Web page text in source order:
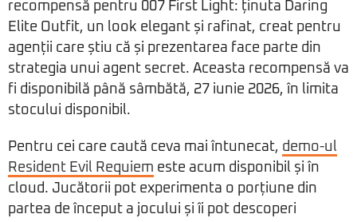
recompensă pentru 007 First Light: ținuta Daring
Elite Outfit, un look elegant și rafinat, creat pentru
agenții care știu că și prezentarea face parte din
strategia unui agent secret. Aceasta recompensă va
fi disponibilă până sâmbătă, 27 iunie 2026, în limita
stocului disponibil.
Pentru cei care caută ceva mai întunecat, demo-ul
Resident Evil Requiem este acum disponibil și în
cloud. Jucătorii pot experimenta o porțiune din
partea de început a jocului și îi pot descoperi